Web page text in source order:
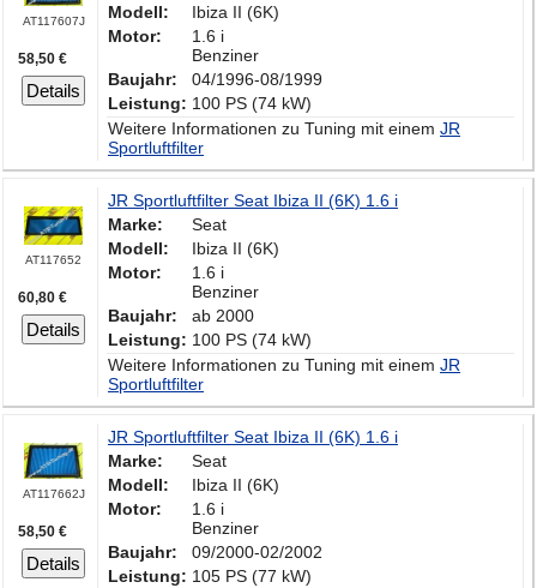
AT117607J
58,50 €
Details
Modell:
Ibiza II (6K)
Motor:
1.6 i
Benziner
Baujahr:
04/1996-08/1999
Leistung: 100 PS (74 kW)
Weitere Informationen zu Tuning mit einem JR
Sportluftfilter
AT117652
60,80 €
Details
JR Sportluftfilter Seat Ibiza II (6K) 1.6 i
Marke:
Seat
Modell:
Ibiza II (6K)
Motor:
1.6 i
Benziner
Baujahr:
ab 2000
Leistung: 100 PS (74 kW)
Weitere Informationen zu Tuning mit einem JR
Sportluftfilter
AT117662J
58,50 €
Details
JR Sportluftfilter Seat Ibiza II (6K) 1.6 i
Marke:
Seat
Modell:
Ibiza II (6K)
Motor:
1.6 i
Benziner
Baujahr:
09/2000-02/2002
Leistung: 105 PS (77 kW)